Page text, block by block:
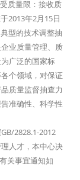
质量限：接收质
2013年2月15日
型的技术调整抽
业质量管理、质
广泛的国家标
个领域，对保证
质量监督抽查力
准确性、科学性
2828.1-2012
人才，本中心决
关事宜通知如